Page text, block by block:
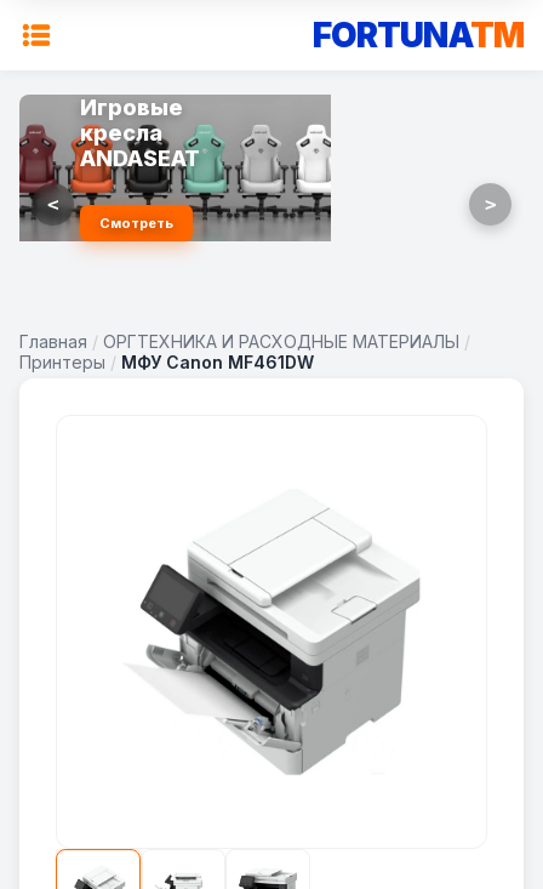
FORTUNATM
Игровые
кресла
ANDASEAT
Смотреть
< >
Главная / ОРГТЕХНИКА И РАСХОДНЫЕ МАТЕРИАЛЫ /
Принтеры / МФУ Canon MF461DW